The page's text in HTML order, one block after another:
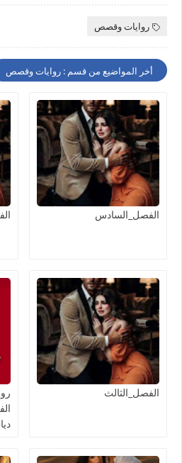
روايات وقصص
أخر المواضيع من قسم : روايات وقصص
الفصل_السادس
الفصل_الثالث